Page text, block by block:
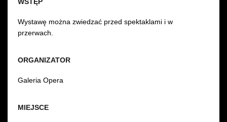
MIEJSCE
ORGANIZATOR
Galeria Opera
Wystawę można zwiedzać przed spektaklami i w
przerwach.